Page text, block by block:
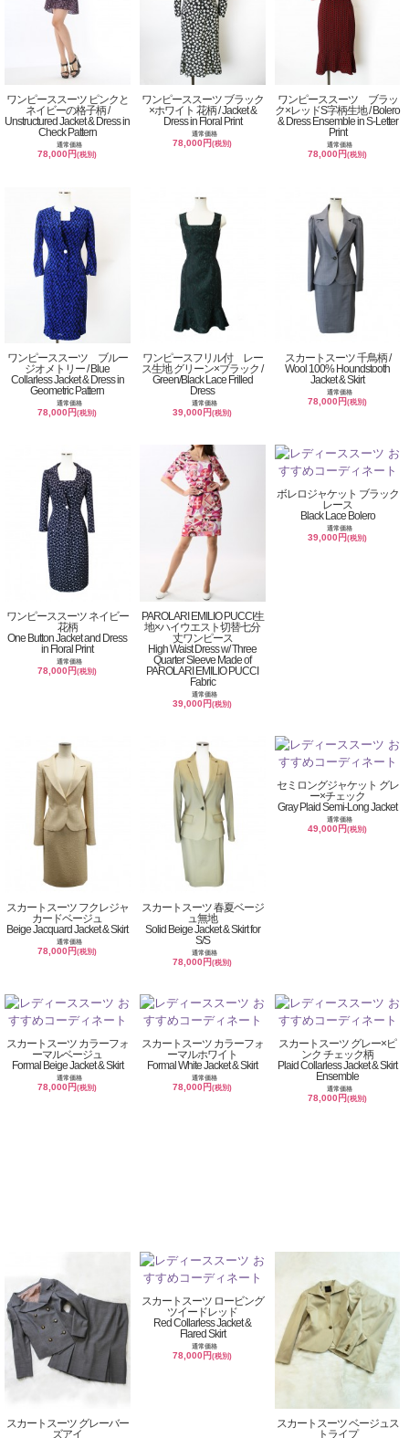
ワンピーススーツ ピンクと
ネイビーの格子柄 /
Unstructured Jacket & Dress in
Check Pattern
通常価格
78,000円(税別)
ワンピーススーツ ブラック
×ホワイト 花柄 / Jacket &
Dress in Floral Print
通常価格
78,000円(税別)
ワンピーススーツ ブラッ
ク×レッドS字柄生地 / Bolero
& Dress Ensemble in S-Letter
Print
通常価格
78,000円(税別)
ワンピーススーツ ブルー
ジオメトリー / Blue
Collarless Jacket & Dress in
Geometric Pattern
通常価格
78,000円(税別)
ワンピースフリル付 レー
ス生地 グリーン×ブラック /
Green/Black Lace Frilled
Dress
通常価格
39,000円(税別)
スカートスーツ 千鳥柄 /
Wool 100% Houndstooth
Jacket & Skirt
通常価格
78,000円(税別)
ワンピーススーツ ネイビー
花柄
One Button Jacket and Dress
in Floral Print
通常価格
78,000円(税別)
PAROLARI EMILIO PUCCI生
地×ハイウエスト切替七分
丈ワンピース
High Waist Dress w/ Three
Quarter Sleeve Made of
PAROLARI EMILIO PUCCI
Fabric
通常価格
39,000円(税別)
ボレロジャケット ブラック
レース
Black Lace Bolero
通常価格
39,000円(税別)
スカートスーツ フクレジャ
カードベージュ
Beige Jacquard Jacket & Skirt
通常価格
78,000円(税別)
スカートスーツ 春夏ベージ
ュ無地
Solid Beige Jacket & Skirt for
S/S
通常価格
78,000円(税別)
セミロングジャケット グレ
ー×チェック
Gray Plaid Semi-Long Jacket
通常価格
49,000円(税別)
スカートスーツ カラーフォ
ーマルベージュ
Formal Beige Jacket & Skirt
通常価格
78,000円(税別)
スカートスーツ カラーフォ
ーマルホワイト
Formal White Jacket & Skirt
通常価格
78,000円(税別)
スカートスーツ グレー×ピ
ンク チェック柄
Plaid Collarless Jacket & Skirt
Ensemble
通常価格
78,000円(税別)
スカートスーツ グレーバー
ズアイ
スカートスーツ ロービング
ツイードレッド
Red Collarless Jacket &
Flared Skirt
通常価格
78,000円(税別)
スカートスーツ ベージュス
トライプ